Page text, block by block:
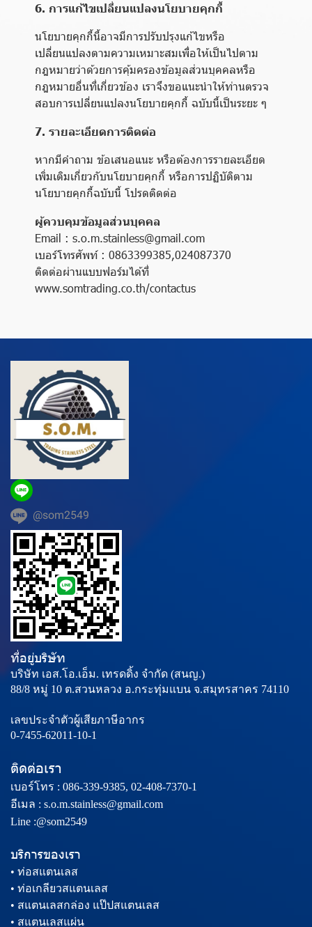
6. การแก้ไขเปลี่ยนแปลงนโยบายคุกกี้
นโยบายคุกกี้นี้อาจมีการปรับปรุงแก้ไขหรือ
เปลี่ยนแปลงตามความเหมาะสมเพื่อให้เป็นไปตาม
กฎหมายว่าด้วยการคุ้มครองข้อมูลส่วนบุคคลหรือ
กฎหมายอื่นที่เกี่ยวข้อง เราจึงขอแนะนำให้ท่านตรวจ
สอบการเปลี่ยนแปลงนโยบายคุกกี้ ฉบับนี้เป็นระยะ ๆ
7. รายละเอียดการติดต่อ
หากมีคำถาม ข้อเสนอแนะ หรือต้องการรายละเอียด
เพิ่มเติมเกี่ยวกับนโยบายคุกกี้ หรือการปฏิบัติตาม
นโยบายคุกกี้ฉบับนี้ โปรดติดต่อ
ผู้ควบคุมข้อมูลส่วนบุคคล
Email : s.o.m.stainless@gmail.com
เบอร์โทรศัพท์ : 0863399385,024087370
ติดต่อผ่านแบบฟอร์มได้ที่
www.somtrading.co.th/contactus
@som2549
ที่อยู่บริษัท
บริษัท เอส.โอ.เอ็ม. เทรดดิ้ง จำกัด (สนญ.)
88/8 หมู่ 10 ต.สวนหลวง อ.กระทุ่มแบน จ.สมุทรสาคร 74110
เลขประจำตัวผู้เสียภาษีอากร
0-7455-62011-10-1
ติดต่อเรา
เบอร์โทร : 086-339-9385, 02-408-7370-1
อีเมล : s.o.m.stainless@gmail.com
Line :@som2549
บริการของเรา
• ท่อสแตนเลส
• ท่อเกลียวสแตนเลส
• สแตนเลสกล่อง แป๊ปสแตนเลส
• สแตนเลสแผ่น